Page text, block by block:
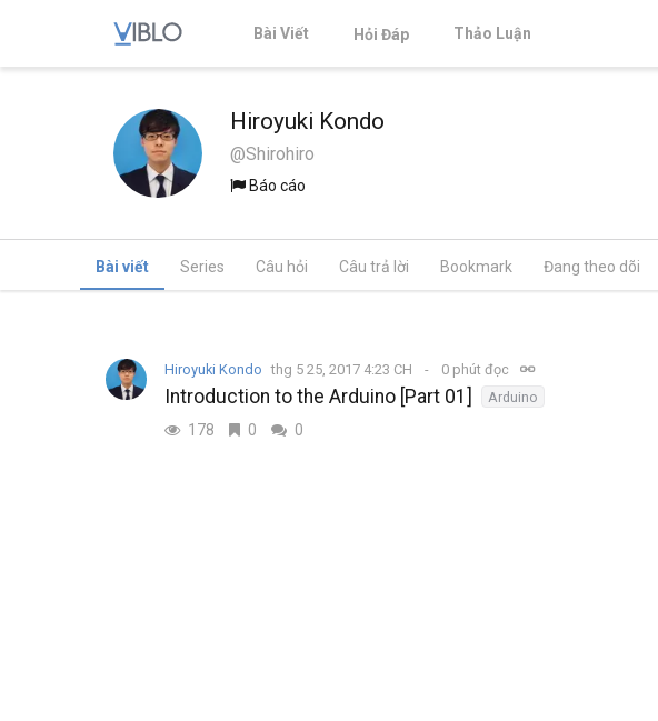
Bài Viết Hỏi Đáp Thảo Luận
Hiroyuki Kondo
@Shirohiro
Báo cáo
Bài viết Series Câu hỏi Câu trả lời Bookmark Đang theo dõi
Hiroyuki Kondo thg 5 25, 2017 4:23 CH 0 phút đọc
Introduction to the Arduino [Part 01] Arduino
178 0 0